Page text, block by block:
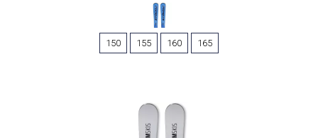
150 155 160 165